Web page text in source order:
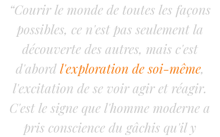
“Courir le monde de toutes les façons
possibles, ce n'est pas seulement la
découverte des autres, mais c'est
d'abord l'exploration de soi-même,
l'excitation de se voir agir et réagir.
C'est le signe que l'homme moderne a
pris conscience du gâchis qu'il y